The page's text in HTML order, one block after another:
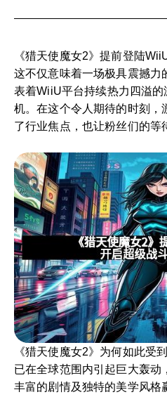
《猎天使魔女2》提前登陆
这不仅意味着一场极具震撼力
表着WiiU平台持续热力四溢
机。在这个令人期待的时刻，
了行业焦点，也让粉丝们的等
《猎天使魔女2》为何如此受
已在全球范围内引起巨大轰动
丰富的剧情及独特的美学风格